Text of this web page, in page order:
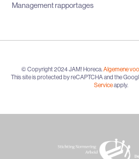
Management rapportages
© Copyright 2024 JAM! Horeca.Algemene
This site is protected by reCAPTCHA and the
Serviceapply.